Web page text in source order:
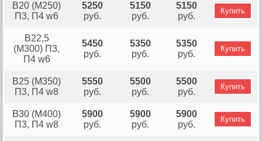
В20 (М250)
П3, П4 w6
5250
руб.
5150
руб.
5150
руб.
Купить
B22,5
(М300) П3,
П4 w6
5450
руб.
5350
руб.
5350
руб.
Купить
В25 (М350)
П3, П4 w8
5550
руб.
5500
руб.
5500
руб.
Купить
В30 (М400)
П3, П4 w8
5900
руб.
5900
руб.
5900
руб.
Купить